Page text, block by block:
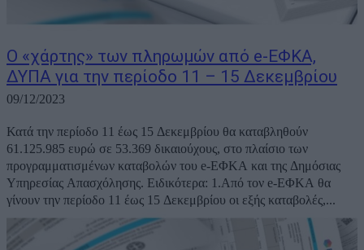
Ο «χάρτης» των πληρωμών από e-ΕΦΚΑ,
ΔΥΠΑ για την περίοδο 11 – 15 Δεκεμβρίου
09/12/2023
Κατά την περίοδο 11 έως 15 Δεκεμβρίου θα καταβληθούν
61.125.985 ευρώ σε 53.369 δικαιούχους, στο πλαίσιο των
προγραμματισμένων καταβολών του e-ΕΦΚΑ και της Δημόσιας
Υπηρεσίας Απασχόλησης. Ειδικότερα: 1.Από τον e-ΕΦΚΑ θα
γίνουν την περίοδο 11 έως 15 Δεκεμβρίου οι εξής καταβολές,...